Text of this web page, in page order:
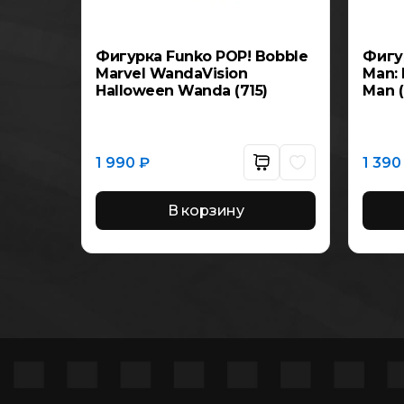
можно
выбрать
Фигурка Funko POP! Bobble
Marvel WandaVision
Halloween Wanda (715)
1 990₽
В корзину
Man:
Man
1